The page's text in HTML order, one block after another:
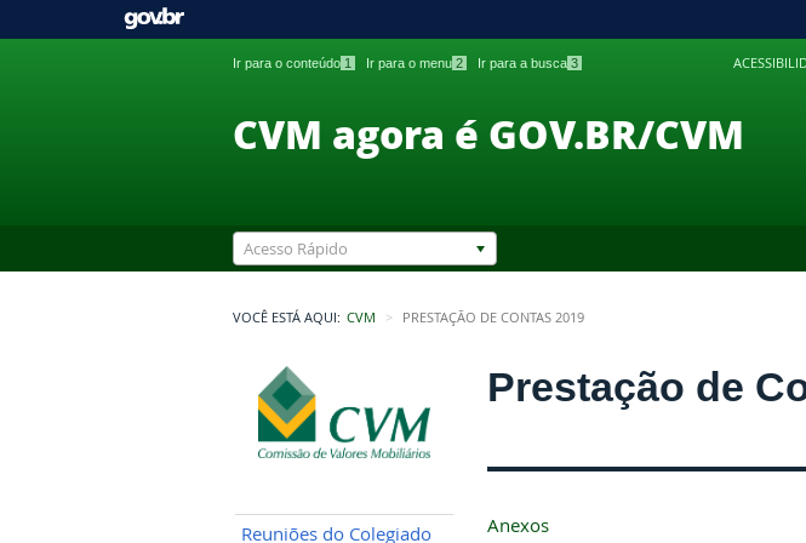
Ir para o conteúdo 1 Ir para o menu 2 Ir para a busca 3
CVM agora é GOV.BR/CVM
Acesso Rápido
VOCÊ ESTÁ AQUI: CVM PRESTAÇÃO DE CONTAS 2019
Reuniões do Colegiado
Prestação de
Anexos